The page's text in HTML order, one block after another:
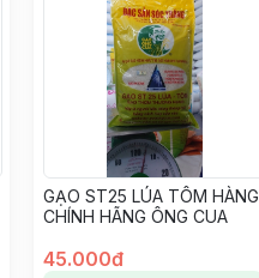
GẠO ST25 LÚA TÔM HÀNG
CHÍNH HÃNG ÔNG CUA
45.000đ